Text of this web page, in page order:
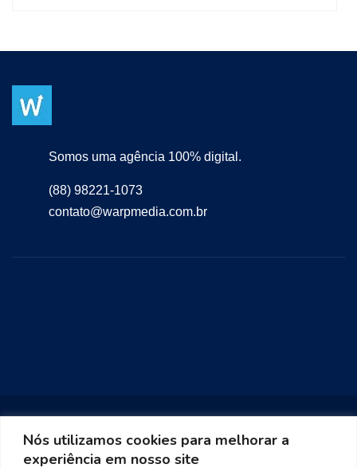
Nós utilizamos cookies para melhorar a
experiência em nosso site
Somos uma agência 100% digital.
(88) 98221-1073
contato@warpmedia.com.br